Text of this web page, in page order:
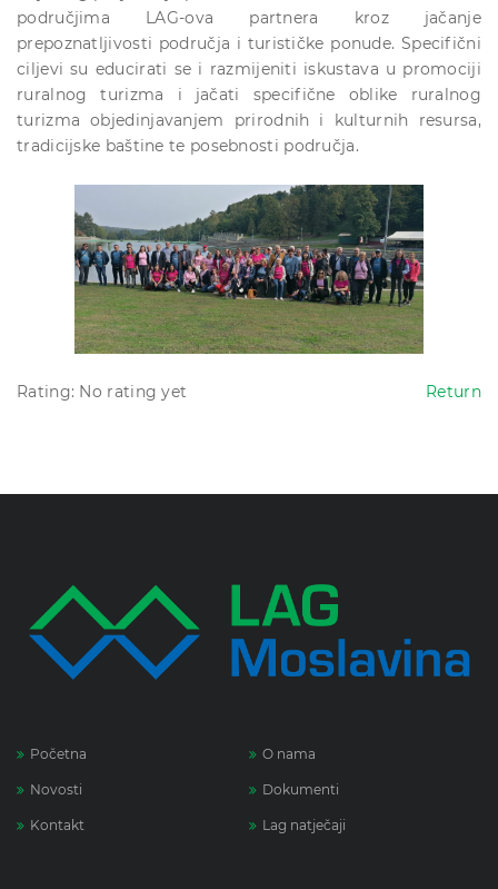
područjima LAG-ova partnera kroz jačanje
prepoznatljivosti područja i turističke ponude. Specifični
ciljevi su educirati se i razmijeniti iskustava u promociji
ruralnog turizma i jačati specifične oblike ruralnog
turizma objedinjavanjem prirodnih i kulturnih resursa,
tradicijske baštine te posebnosti područja.
Rating: No rating yet Return
Početna O nama
Novosti Dokumenti
Kontakt Lag natječaji